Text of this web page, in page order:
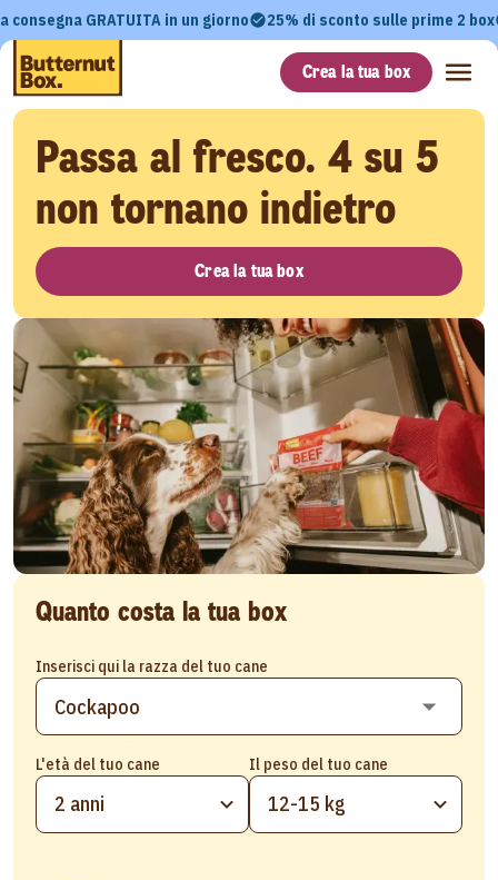
consegna GRATUITA in un giorno 25% di sconto sulle prime 2 box
Crea la tua box
Passa al fresco. 4 su 5
non tornano indietro
Crea la tua box
Quanto costa la tua box
Inserisci qui la razza del tuo cane
L'età del tuo cane
2 anni
Il peso del tuo cane
12-15 kg